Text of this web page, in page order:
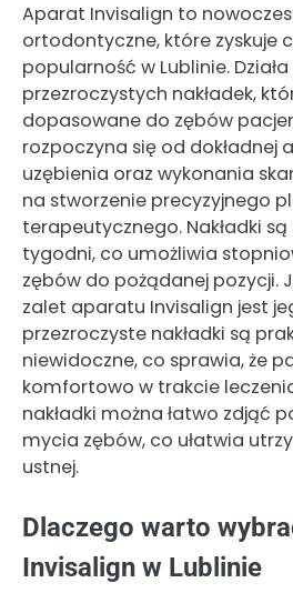
Aparat Invisalign to
ortodontyczne, które zyskuje
popularność w Lublinie.
przezroczystych nakładek,
dopasowane do zębów
rozpoczyna się od dokładnej
uzębienia oraz wykonania
na stworzenie precyzyjnego
terapeutycznego. Nakładki
tygodni, co umożliwia
zębów do pożądanej pozycji.
zalet aparatu Invisalign jest
przezroczyste nakładki są
niewidoczne, co sprawia, że
komfortowo w trakcie
nakładki można łatwo zdjąć
mycia zębów, co ułatwia
ustnej.
Dlaczego warto
Invisalign w Lublinie